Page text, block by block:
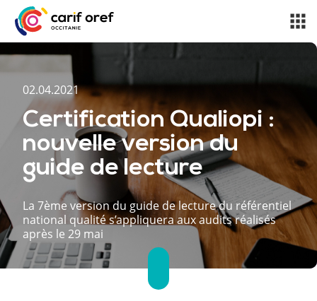
02.04.2021
Certification Qualiopi :
nouvelle version du
guide de lecture
La 7ème version du guide de lecture du référentiel
national qualité s’appliquera aux audits réalisés
après le 29 mai